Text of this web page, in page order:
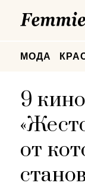
МОДА
9
от